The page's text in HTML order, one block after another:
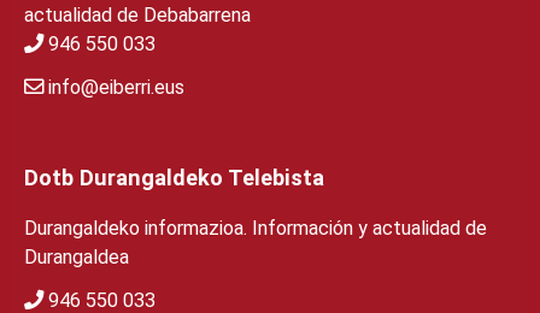
actualidad de Debabarrena
946 550 033
info@eiberri.eus
Dotb Durangaldeko Telebista
Durangaldeko informazioa. Información y actualidad de
Durangaldea
946 550 033